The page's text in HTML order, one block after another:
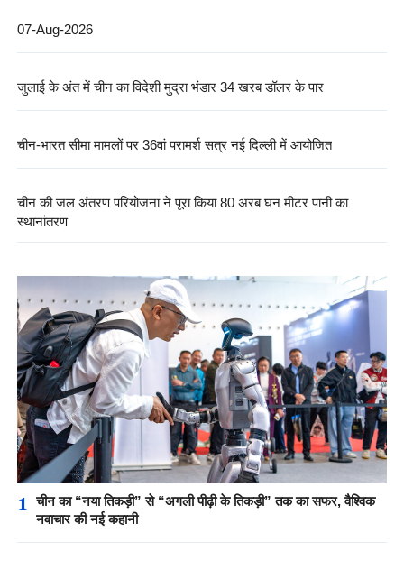
07-Aug-2026
जुलाई के अंत में चीन का विदेशी मुद्रा भंडार 34 खरब डॉलर के पार
चीन-भारत सीमा मामलों पर 36वां परामर्श सत्र नई दिल्ली में आयोजित
चीन की जल अंतरण परियोजना ने पूरा किया 80 अरब घन मीटर पानी का
स्थानांतरण
1
चीन का “नया तिकड़ी” से “अगली पीढ़ी के तिकड़ी” तक का सफर, वैश्विक
नवाचार की नई कहानी